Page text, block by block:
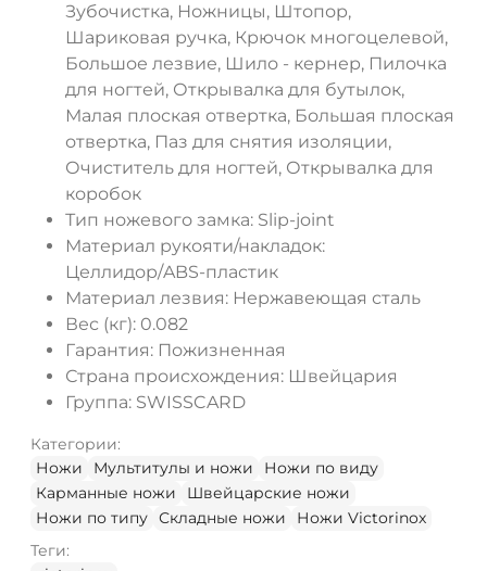
Зубочистка, Ножницы, Штопор,
Шариковая ручка, Крючок многоцелевой,
Большое лезвие, Шило - кернер, Пилочка
для ногтей, Открывалка для бутылок,
Малая плоская отвертка, Большая плоская
отвертка, Паз для снятия изоляции,
Очиститель для ногтей, Открывалка для
коробок
Тип ножевого замка: Slip-joint
Материал рукояти/накладок:
Целлидор/ABS-пластик
Материал лезвия: Нержавеющая сталь
Вес (кг): 0.082
Гарантия: Пожизненная
Страна происхождения: Швейцария
Группа: SWISSCARD
Категории:
Ножи
Мультитулы и ножи
Ножи по виду
Карманные ножи
Швейцарские ножи
Ножи по типу Складные ножи
Ножи Victorinox
Теги: